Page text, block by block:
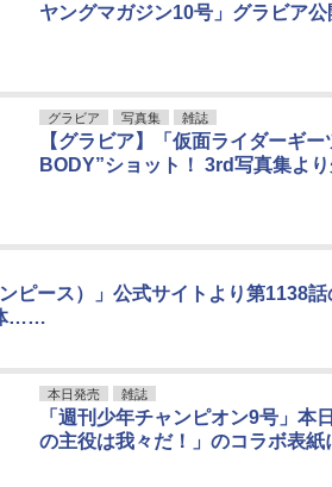
ヤングマガジン10号」グラビア公
グラビア 写真集 雑誌
【グラビア】「仮面ライダーギ
BODY”ショット！ 3rd写真集よ
ピース）」公式サイトより第1138
……
本日発売 雑誌
「週刊少年チャンピオン9号」本
の主役は我々だ！」のコラボ表紙